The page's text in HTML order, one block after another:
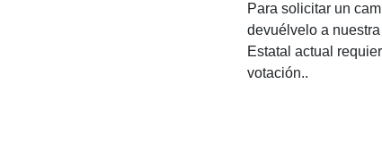
Para solicitar un
devuélvelo a
Estatal actual
votación..